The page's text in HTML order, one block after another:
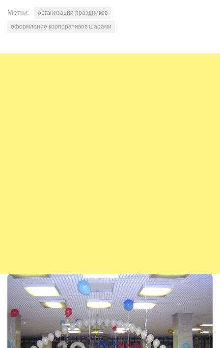
Метки:
организация праздников
оформление корпоративов шарами